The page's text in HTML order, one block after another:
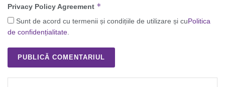
Privacy Policy Agreement *
Sunt de acord cu termenii și condițiile de utilizare și cuPolitica
de confidențialitate.